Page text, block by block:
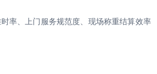
率、上门服务规范度、现场称重结算效率